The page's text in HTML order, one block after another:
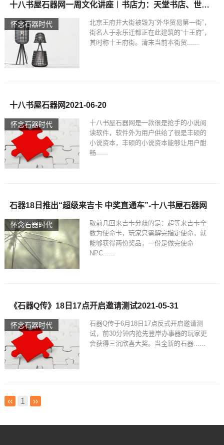
怀念石器时代
十八书屋石器网一周文化讲座︱书店力：天堂书店、世界最佳书店都来了
北京王府井大街被毁为“外华贸易第一街”，
街名人于永乐迁都正在此建筑的“十王府”，
其时称十王府街。清末当前本街贸......
怀念石器时代
十八书屋石器网2021-06-20
十八书屋石器网是一款很是抢手的小说阅
读软件，软件外为用户供给了很是丰硕的
小说资本，丰硕的小说资本能够让用户酣
畅......
怀念石器时代
石器18日推出“超级来吉卡 中奖直通车”-十八书屋石器网
取前几回来吉卡分歧的是：超等来吉卡全
数为使命卡，玩家只需解完指定使命，就
能够获得两份奖品，一份是做完使命
NPC......
怀念石器时代
《石器Q传》18日17点开启邀请测试2021-05-31
石器Q传于6月18日17点反式开启邀请测
试，前30分钟内抢先登岸办事器的玩家更
会获得三沉欣喜大奖。当全新的石器......
‹‹ 1 ››